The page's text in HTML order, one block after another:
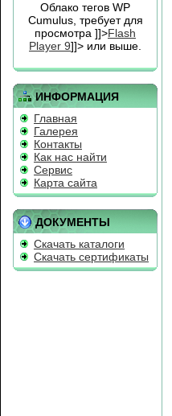
Облако тегов WP
Cumulus, требует для
просмотра ]]>Flash
Player 9]]> или выше.
ИНФОРМАЦИЯ
Главная
Галерея
Контакты
Как нас найти
Сервис
Карта сайта
ДОКУМЕНТЫ
Скачать каталоги
Скачать сертификаты